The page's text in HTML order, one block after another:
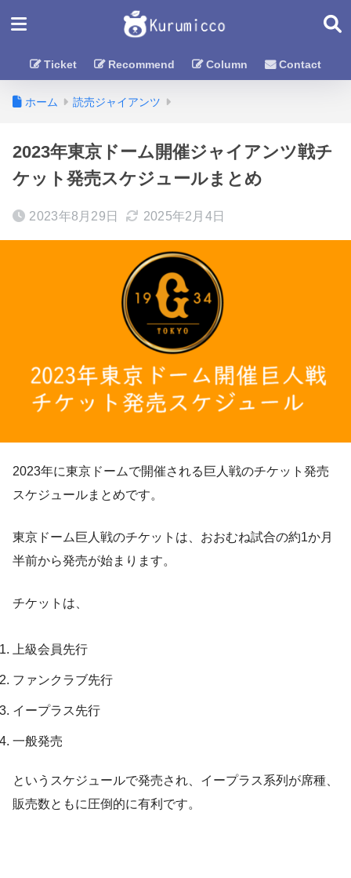
Ticket Recommend Column Contact
ホーム 読売ジャイアンツ
2023年東京ドーム開催ジャイアンツ戦チ
ケット発売スケジュールまとめ
2023年8月29日 2025年2月4日
2023年に東京ドームで開催される巨人戦のチケット発売
スケジュールまとめです。
東京ドーム巨人戦のチケットは、おおむね試合の約1か月
半前から発売が始まります。
チケットは、
上級会員先行
ファンクラブ先行
イープラス先行
一般発売
というスケジュールで発売され、イープラス系列が席種、
販売数ともに圧倒的に有利です。